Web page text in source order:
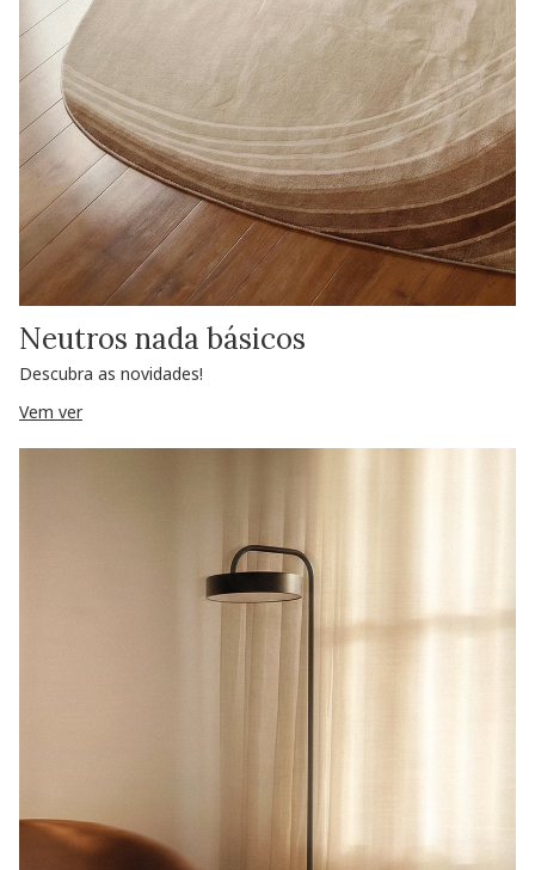
Neutros nada básicos
Descubra as novidades!
Vem ver